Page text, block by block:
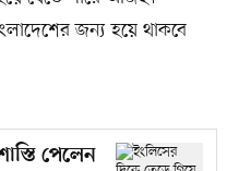
জন্য হয়ে থাকবে
পেলেন